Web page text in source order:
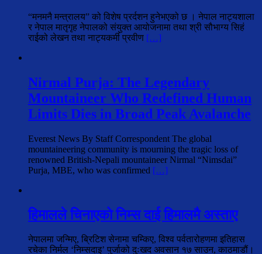
“मनमनै मन्त्रालय” को विशेष प्रर्दशन हुनेभएको छ । नेपाल नाट्यशाला
र नेपाल मातृगृह नेपालको संयुक्त आयोजनामा तथा श्री सौभाग्य सिहं
राईको लेखन तथा नाट्यकर्मी प्रवीण […]
Nirmal Purja: The Legendary
Mountaineer Who Redefined Human
Limits Dies in Broad Peak Avalanche
Everest News By Staff Correspondent The global
mountaineering community is mourning the tragic loss of
renowned British-Nepali mountaineer Nirmal “Nimsdai”
Purja, MBE, who was confirmed […]
हिमालले चिनाएको निम्स दाई हिमालमै अस्ताए
नेपालमा जन्मिए, ब्रिटिश सेनामा चम्किए, विश्व पर्वतारोहणमा इतिहास
रचेका निर्मल ‘निम्सदाइ’ पुर्जाको दुःखद अवसान १७ साउन, काठमाडौं।